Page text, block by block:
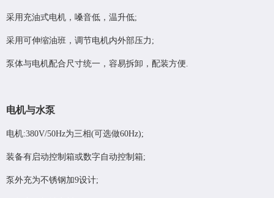
采用充油式电机，嗓音低，温升低;
采用可伸缩油班，调节电机内外部压力;
泵体与电机配合尺寸统一，容易拆卸，配装方便.
电机与水泵
电机:380V/50Hz为三相(可选做60Hz);
装备有启动控制箱或数字自动控制箱;
泵外充为不锈钢加9设计;